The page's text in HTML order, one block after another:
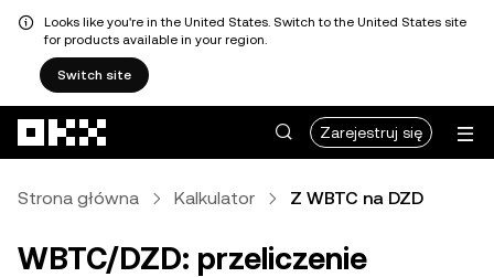
Looks like you're in the United States. Switch to the United States site
for products available in your region.
Switch site
Zarejestruj się
Strona główna Kalkulator Z WBTC na DZD
WBTC/DZD: przeliczenie